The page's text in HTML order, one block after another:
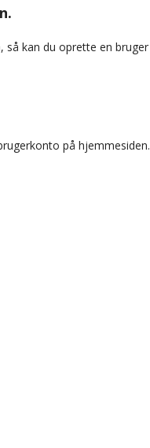
så kan du oprette en
på hjemmesiden.